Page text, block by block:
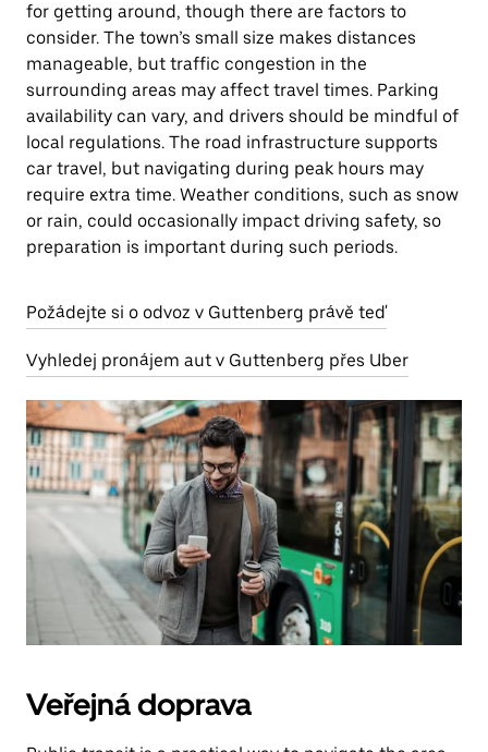
for getting around, though there are factors to
consider. The town’s small size makes distances
manageable, but traffic congestion in the
surrounding areas may affect travel times. Parking
availability can vary, and drivers should be mindful of
local regulations. The road infrastructure supports
car travel, but navigating during peak hours may
require extra time. Weather conditions, such as snow
or rain, could occasionally impact driving safety, so
preparation is important during such periods.
Požádejte si o odvoz v Guttenberg právě teď
Vyhledej pronájem aut v Guttenberg přes Uber
Veřejná doprava